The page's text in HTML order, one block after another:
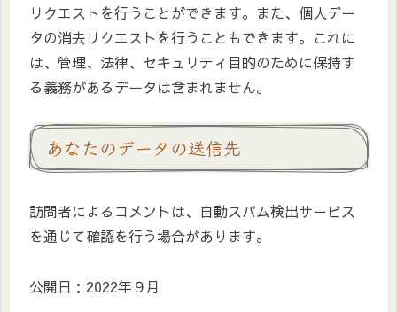
リクエストを行うことができます。また、個人デー
タの消去リクエストを行うこともできます。これに
は、管理、法律、セキュリティ目的のために保持す
る義務があるデータは含まれません。
あなたのデータの送信先
訪問者によるコメントは、自動スパム検出サービス
を通じて確認を行う場合があります。
公開日：2022年９月